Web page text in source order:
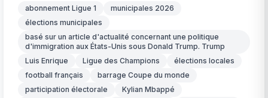
abonnement Ligue 1
municipales 2026
élections municipales
basé sur un article d'actualité concernant une politique
d'immigration aux États-Unis sous Donald Trump. Trump
Luis Enrique
Ligue des Champions
élections locales
football français
barrage Coupe du monde
participation électorale
Kylian Mbappé